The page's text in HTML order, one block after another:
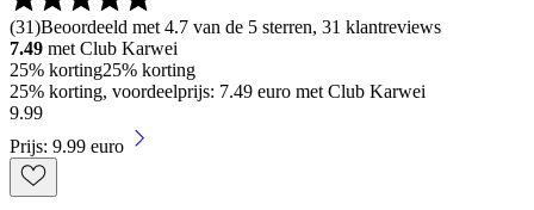
(31)Beoordeeld met 4.7 van de 5 sterren, 31 klantreviews
7.49 met Club Karwei
25% korting25% korting
25% korting, voordeelprijs: 7.49 euro met Club Karwei
9.99
Prijs: 9.99 euro